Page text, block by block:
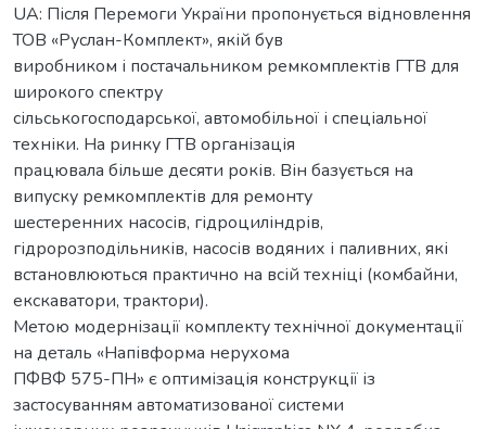
UA: Після Перемоги України пропонується відновлення
ТОВ «Руслан-Комплект», якій був
виробником і постачальником ремкомплектів ГТВ для
широкого спектру
сільськогосподарської, автомобільної і спеціальної
техніки. На ринку ГТВ організація
працювала більше десяти років. Він базується на
випуску ремкомплектів для ремонту
шестеренних насосів, гідроциліндрів,
гідророзподільників, насосів водяних і паливних, які
встановлюються практично на всій техніці (комбайни,
екскаватори, трактори).
Метою модернізації комплекту технічної документації
на деталь «Напівформа нерухома
ПФВФ 575-ПН» є оптимізація конструкції із
застосуванням автоматизованої системи